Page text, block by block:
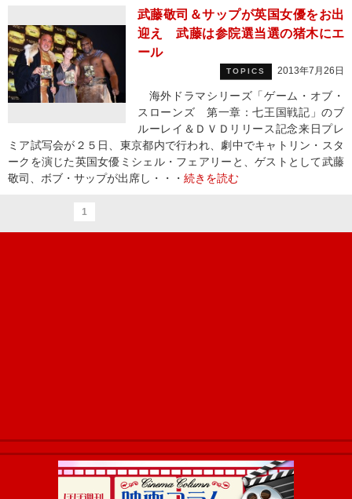
武藤敬司＆サップが英国女優をお出
迎え 武藤は参院選当選の猪木にエ
ール
TOPICS 2013年7月26日
海外ドラマシリーズ「ゲーム・オブ・
スローンズ 第一章：七王国戦記」のブ
ルーレイ＆ＤＶＤリリース記念来日プレ
ミア試写会が２５日、東京都内で行われ、劇中でキャトリン・スタ
ークを演じた英国女優ミシェル・フェアリーと、ゲストとして武藤
敬司、ボブ・サップが出席し・・・ 続きを読む
1